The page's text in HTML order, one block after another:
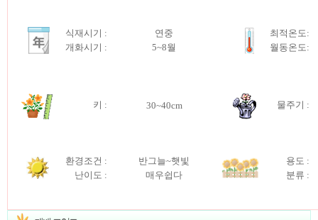
식재시기 :
개화시기 :
연중
5~8월
최적온도:
월동온도:
키 : 30~40cm 물주기 :
환경조건 :
난이도 :
반그늘~햇빛
매우쉽다
용도 :
분류 :